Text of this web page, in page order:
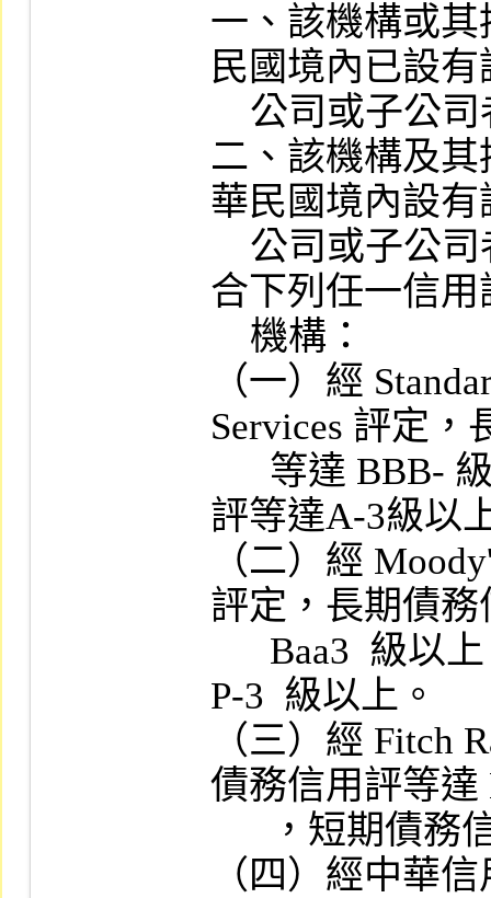
一、該機構或
民國境內已設
二、該機構及
華民國境內設
合下列任一信
（一）經
Services 評定，
評等達A-3級以
（二）經
評定，長期債
P-3  級以上。
（三）經 Fitch
債務信用評等達
（四）經中華